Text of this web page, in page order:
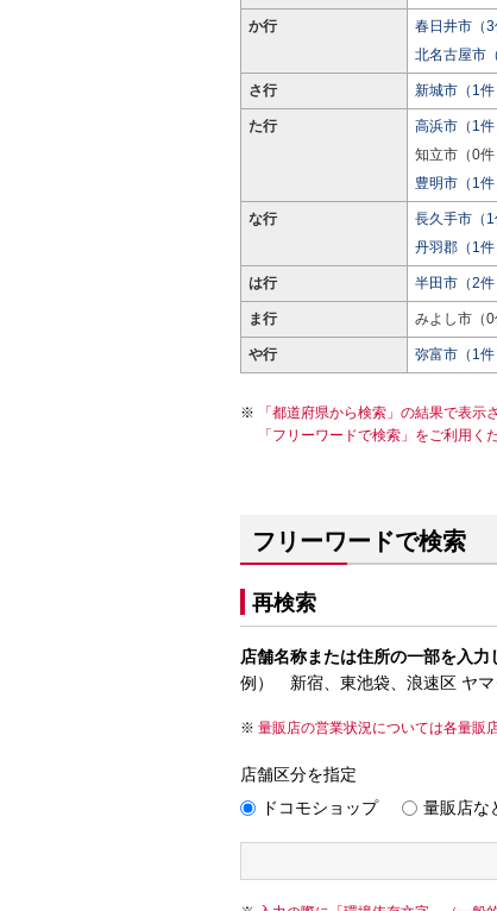
か行 春日井市（3
北名古屋市
さ行 新城市（1件
た行 高浜市（1件
知立市（0件
豊明市（1件
な行 長久手市（1
丹羽郡（1件
は行 半田市（2件
ま行 みよし市（0
や行 弥富市（1件
「都道府県から検索」の結果で表
「フリーワードで検索」をご利用く
フリーワードで検索
再検索
店舗名称または住所の一部を入力
例） 新宿、東池袋、浪速区 ヤマ
量販店の営業状況については各量販
店舗区分を指定
ドコモショップ
量販店な